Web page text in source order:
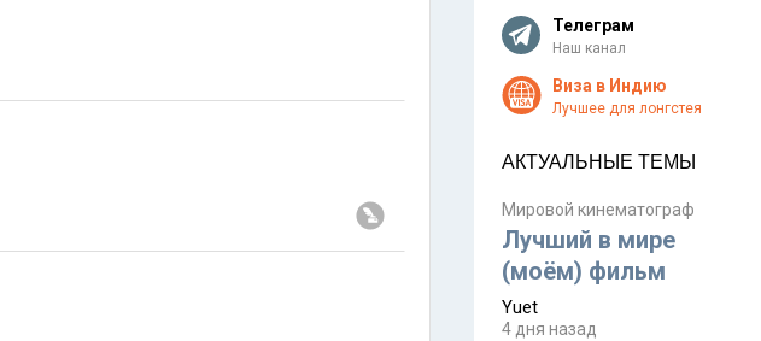
Телеграм
Наш канал
Виза в Индию
Лучшее для лонгстея
АКТУАЛЬНЫЕ ТЕМЫ
Мировой кинематограф
Лучший в мире
(моём) фильм
Yuet
4 дня назад